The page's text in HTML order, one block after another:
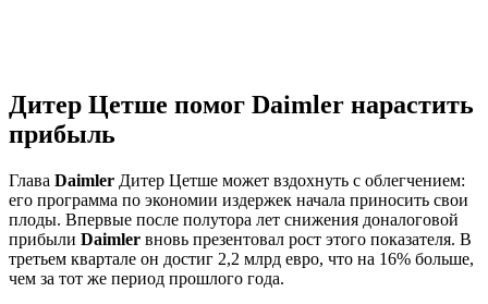
Дитер Цетше помог Daimler нарастить
прибыль
Глава Daimler Дитер Цетше может вздохнуть с облегчением:
его программа по экономии издержек начала приносить свои
плоды. Впервые после полутора лет снижения доналоговой
прибыли Daimler вновь презентовал рост этого показателя. В
третьем квартале он достиг 2,2 млрд евро, что на 16% больше,
чем за тот же период прошлого года.